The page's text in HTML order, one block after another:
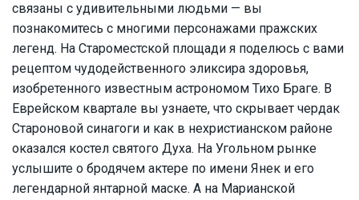
связаны с удивительными людьми — вы
познакомитесь с многими персонажами пражских
легенд. На Староместской площади я поделюсь с вами
рецептом чудодейственного эликсира здоровья,
изобретенного известным астрономом Тихо Браге. В
Еврейском квартале вы узнаете, что скрывает чердак
Староновой синагоги и как в нехристианском районе
оказался костел святого Духа. На Угольном рынке
услышите о бродячем актере по имени Янек и его
легендарной янтарной маске. А на Марианской